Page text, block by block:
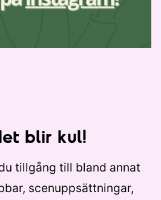
blir kul!
tillgång till bland annat
scenuppsättningar,